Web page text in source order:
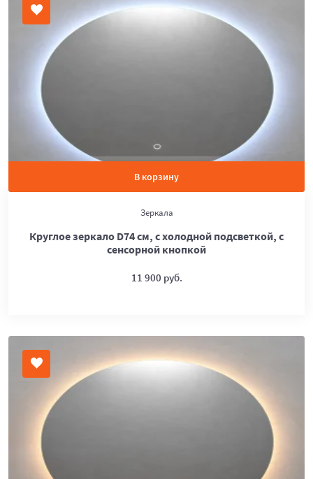
В корзину
Зеркала
Круглое зеркало D74 см, с холодной подсветкой, с
сенсорной кнопкой
11 900 руб.